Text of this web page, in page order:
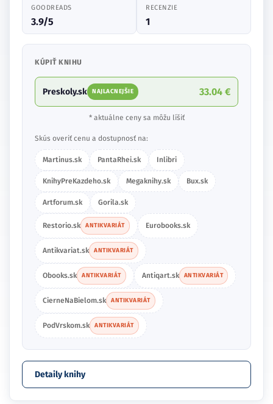
GOODREADS
3.9/5
RECENZIE
1
KÚPIŤ KNIHU
Preskoly.sk NAJLACNEJŠIE 33.04 €
* aktuálne ceny sa môžu líšiť
Skús overiť cenu a dostupnosť na:
Martinus.sk PantaRhei.sk Inlibri
KnihyPreKazdeho.sk Megaknihy.sk Bux.sk
Artforum.sk Gorila.sk
Restorio.sk ANTIKVARIÁT Eurobooks.sk
Antikvariat.sk ANTIKVARIÁT
Obooks.sk ANTIKVARIÁT Antiqart.sk ANTIKVARIÁT
CierneNaBielom.sk ANTIKVARIÁT
PodVrskom.sk ANTIKVARIÁT
Detaily knihy